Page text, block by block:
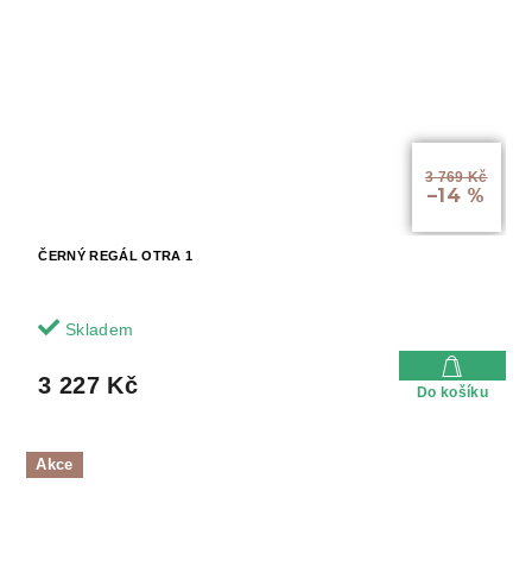
3 769 Kč
–14 %
ČERNÝ REGÁL OTRA 1
Skladem
3 227 Kč Do košíku
Akce